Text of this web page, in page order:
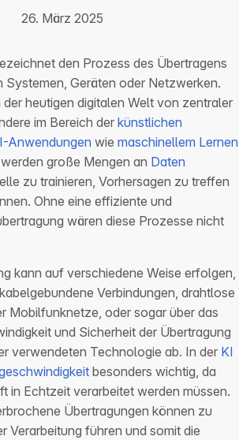
26. März 2025
den Prozess des Übertragens
Geräten oder Netzwerken.
der heutigen digitalen Welt von zentraler
im Bereich der künstlichen
Anwendungen wie maschinellem Lernen
werden große Mengen an Daten
zu trainieren, Vorhersagen zu treffen
Ohne eine effiziente und
wären diese Prozesse nicht
kann auf verschiedene Weise erfolgen,
Verbindungen, drahtlose
Mobilfunknetze, oder sogar über das
und Sicherheit der Übertragung
verwendeten Technologie ab. In der KI
besonders wichtig, da
in Echtzeit verarbeitet werden müssen.
Übertragungen können zu
Verarbeitung führen und somit die